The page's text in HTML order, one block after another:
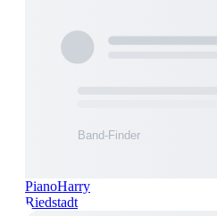
PianoHarry
Riedstadt